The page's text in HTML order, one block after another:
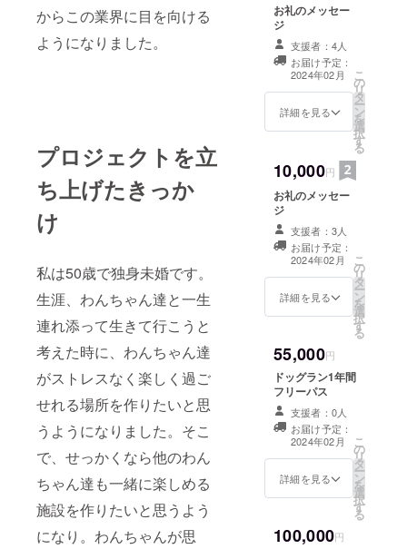
からこの業界に目を向ける
ようになりました。
プロジェクトを立
ち上げたきっか
け
私は50歳で独身未婚です。
生涯、わんちゃん達と一生
連れ添って生きて行こうと
考えた時に、わんちゃん達
がストレスなく楽しく過ご
せれる場所を作りたいと思
うようになりました。そこ
で、せっかくなら他のわん
ちゃん達も一緒に楽しめる
施設を作りたいと思うよう
になり。わんちゃんが思
お礼のメッセー
ジ
支援者：4人
お届け予定：
2024年02月
詳細を見る
こ
の
リ
タ
ー
ン
を
選
択
す
る
10,000円
お礼のメッセー
ジ
支援者：3人
お届け予定：
2024年02月
詳細を見る
こ
の
リ
タ
ー
ン
を
選
択
す
る
55,000円
ドッグラン1年間
フリーパス
支援者：0人
お届け予定：
2024年02月
詳細を見る
こ
の
リ
タ
ー
ン
を
選
択
す
る
100,000円